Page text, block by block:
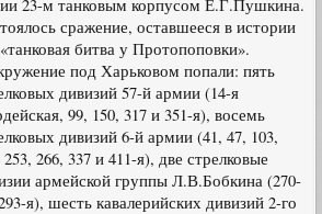
23-м танковым корпусом Е.Г.Пушкина.
сражение, оставшееся в истории
битва у Протопоповки».
под Харьковом попали: пять
дивизий 57-й армии (14-я
99, 150, 317 и 351-я), восемь
дивизий 6-й армии (41, 47, 103,
253, 266, 337 и 411-я), две стрелковые
армейской группы Л.В.Бобкина (270-
я), шесть кавалерийских дивизий 2-го